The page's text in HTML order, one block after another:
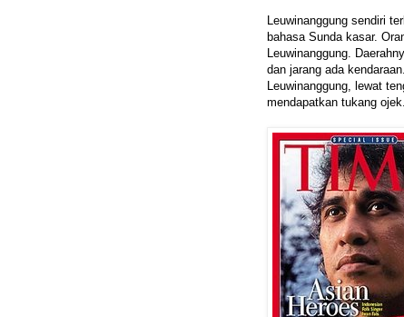
Leuwinanggung sendiri
bahasa Sunda kasar.
Leuwinanggung.
dan jarang ada
Leuwinanggung, lewat
mendapatkan tukang ojek.